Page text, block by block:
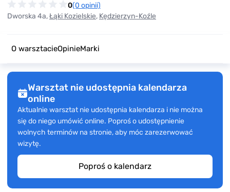
0(0 opinii)
Dworska 4a,Łąki Kozielskie, Kędzierzyn-Koźle
O warsztacieOpinieMarki
Warsztat nie udostępnia kalendarza
online
Aktualnie warsztat nie udostępnia kalendarza i nie można
się do niego umówić online. Poproś o udostępnienie
wolnych terminów na stronie, aby móc zarezerwować
wizytę.
Poproś o kalendarz